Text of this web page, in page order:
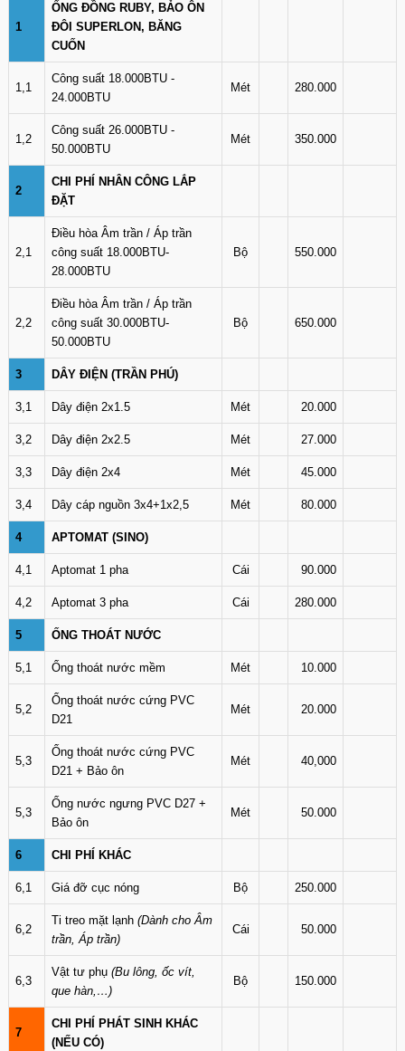
1
ỐNG ĐỒNG RUBY, BẢO ÔN
ĐÔI SUPERLON, BĂNG
CUỐN
1,1
Công suất 18.000BTU -
24.000BTU
Mét 280.000
1,2
Công suất 26.000BTU -
50.000BTU
Mét 350.000
2
CHI PHÍ NHÂN CÔNG LẮP
ĐẶT
2,1
Điều hòa Âm trần / Áp trần
công suất 18.000BTU-
28.000BTU
Bộ 550.000
2,2
Điều hòa Âm trần / Áp trần
công suất 30.000BTU-
50.000BTU
Bộ 650.000
3 DÂY ĐIỆN (TRẦN PHÚ)
3,1 Dây điện 2x1.5 Mét 20.000
3,2 Dây điện 2x2.5 Mét 27.000
3,3 Dây điện 2x4 Mét 45.000
3,4 Dây cáp nguồn 3x4+1x2,5 Mét 80.000
4 APTOMAT (SINO)
4,1 Aptomat 1 pha Cái 90.000
4,2 Aptomat 3 pha Cái 280.000
5 ỐNG THOÁT NƯỚC
5,1 Ống thoát nước mềm Mét 10.000
5,2
Ống thoát nước cứng PVC
D21
Mét 20.000
5,3
Ống thoát nước cứng PVC
D21 + Bảo ôn
Mét 40,000
5,3
Ống nước ngưng PVC D27 +
Bảo ôn
Mét 50.000
6 CHI PHÍ KHÁC
6,1 Giá đỡ cục nóng Bộ 250.000
6,2
Ti treo mặt lạnh (Dành cho Âm
trần, Áp trần)
Cái 50.000
6,3
Vật tư phụ (Bu lông, ốc vít,
que hàn,…)
Bộ 150.000
7
CHI PHÍ PHÁT SINH KHÁC
(NẾU CÓ)